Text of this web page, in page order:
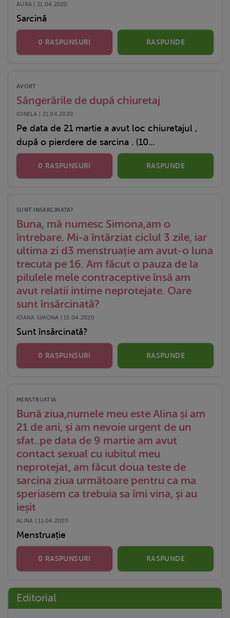
AURA | 21.04.2020
Sarcină
0 RASPUNSURI RASPUNDE
AVORT
Sângerările de după chiuretaj
IONELA | 21.04.2020
Pe data de 21 martie a avut loc chiuretajul ,
după o pierdere de sarcina . (10...
0 RASPUNSURI RASPUNDE
SUNT INSARCINATA?
Buna, mă numesc Simona,am o
întrebare. Mi-a întârziat ciclul 3 zile, iar
ultima zi d3 menstruație am avut-o luna
trecuta pe 16. Am făcut o pauza de la
pilulele mele contraceptive însă am
avut relatii intime neprotejate. Oare
sunt însărcinată?
IOANA SIMONA | 15.04.2020
Sunt însărcinată?
0 RASPUNSURI RASPUNDE
MENSTRUATIA
Bună ziua,numele meu este Alina și am
21 de ani, și am nevoie urgent de un
sfat..pe data de 9 martie am avut
contact sexual cu iubitul meu
neprotejat, am făcut doua teste de
sarcina ziua următoare pentru ca ma
speriasem ca trebuia sa îmi vina, și au
ieșit
ALINA | 11.04.2020
Menstruație
0 RASPUNSURI RASPUNDE
Editorial